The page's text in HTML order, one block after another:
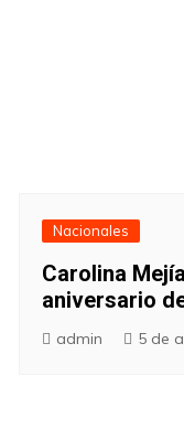
Nacionales
Carolina
aniversario
admin 5 de